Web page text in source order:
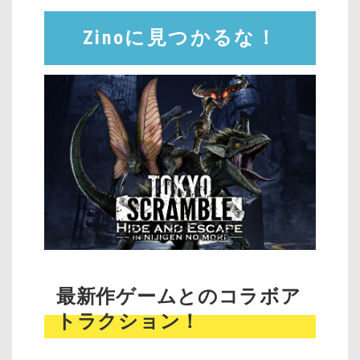
Zinoに見つかるな！
最新作ゲームとのコラボア
トラクション！